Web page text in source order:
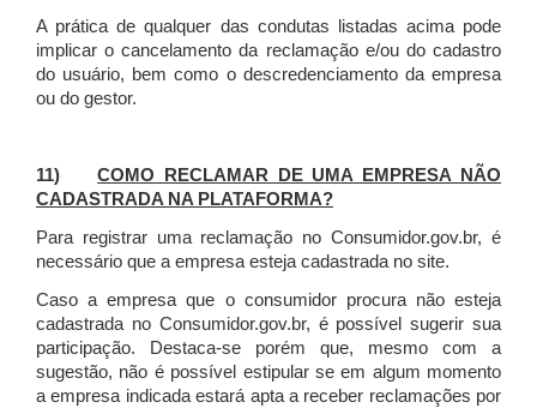
A prática de qualquer das condutas listadas acima pode
implicar o cancelamento da reclamação e/ou do cadastro
do usuário, bem como o descredenciamento da empresa
ou do gestor.
11)COMO RECLAMAR DE UMA EMPRESA NÃO
CADASTRADA NA PLATAFORMA?
Para registrar uma reclamação no Consumidor.gov.br, é
necessário que a empresa esteja cadastrada no site.
Caso a empresa que o consumidor procura não esteja
cadastrada no Consumidor.gov.br, é possível sugerir sua
participação. Destaca-se porém que, mesmo com a
sugestão, não é possível estipular se em algum momento
a empresa indicada estará apta a receber reclamações por